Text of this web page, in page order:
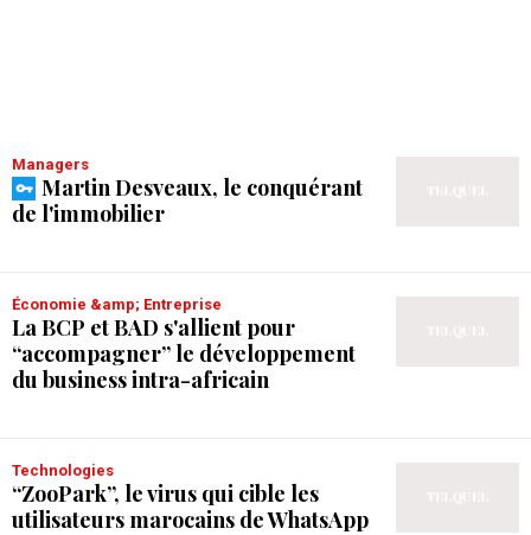
Managers
Martin Desveaux, le conquérant
de l'immobilier
Économie &amp; Entreprise
La BCP et BAD s'allient pour
“accompagner” le développement
du business intra-africain
Technologies
“ZooPark”, le virus qui cible les
utilisateurs marocains de WhatsApp